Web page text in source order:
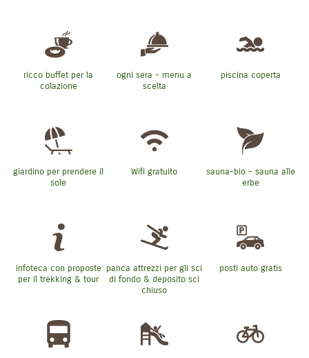
ricco buffet per la
colazione
ogni sera - menu a
scelta
piscina coperta
giardino per prendere il
sole
Wifi gratuito
sauna-bio - sauna alle
erbe
infoteca con proposte
per il trekking & tour
panca attrezzi per gli sci
di fondo & deposito sci
chiuso
posti auto gratis